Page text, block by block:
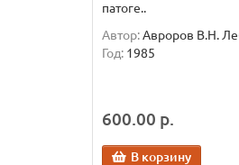
патоге..
Автор:Авроров В.Н.
Год: 1985
600.00 р.
В корзину